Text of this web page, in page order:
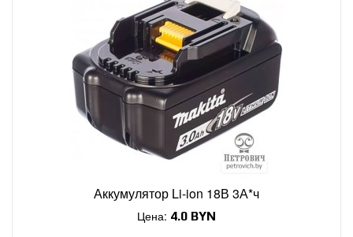
Аккумулятор Li-ion 18В 3А*ч
Цена: 4.0 BYN